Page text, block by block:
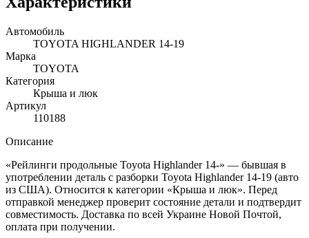
Автомобиль
TOYOTA HIGHLANDER 14-19
Марка
TOYOTA
Категория
Крыша и люк
Артикул
110188
Описание
«Рейлинги продольные Toyota Highlander 14-» — бывшая в
употреблении деталь с разборки Toyota Highlander 14-19 (авто
из США). Относится к категории «Крыша и люк». Перед
отправкой менеджер проверит состояние детали и подтвердит
совместимость. Доставка по всей Украине Новой Почтой,
оплата при получении.